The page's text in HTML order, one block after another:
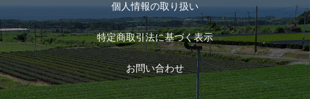
お茶のギフト
おすすめのお茶
お茶に合うスイーツ
ログイン
ログアウト
個人情報の取り扱い
特定商取引法に基づく表示
お問い合わせ